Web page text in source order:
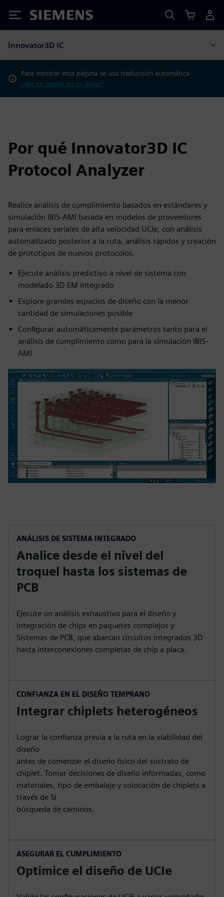
Siemens
Innovator3D IC
Para mostrar esta página se usa traducción automática.
¿Ver en inglés en su lugar?
Por qué Innovator3D IC
Protocol Analyzer
Realice análisis de cumplimiento basados en estándares y
simulación IBIS-AMI basada en modelos de proveedores
para enlaces seriales de alta velocidad UCIe, con análisis
automatizado posterior a la ruta, análisis rápidos y creación
de prototipos de nuevos protocolos.
Ejecute análisis predictivo a nivel de sistema con
modelado 3D EM integrado
Explore grandes espacios de diseño con la menor
cantidad de simulaciones posible
Configurar automáticamente parámetros tanto para el
análisis de cumplimiento como para la simulación IBIS-
AMI
ANÁLISIS DE SISTEMA INTEGRADO
Analice desde el nivel del
troquel hasta los sistemas de
PCB
Ejecute un análisis exhaustivo para el diseño y
integración de chips en paquetes complejos y
Sistemas de PCB, que abarcan circuitos integrados 3D
hasta interconexiones completas de chip a placa.
CONFIANZA EN EL DISEÑO TEMPRANO
Integrar chiplets heterogéneos
Lograr la confianza previa a la ruta en la viabilidad del
diseño
antes de comenzar el diseño físico del sustrato de
chiplet. Tomar decisiones de diseño informadas, como
materiales, tipo de embalaje y colocación de chiplets a
través de SI
búsqueda de caminos.
ASEGURAR EL CUMPLIMIENTO
Optimice el diseño de UCIe